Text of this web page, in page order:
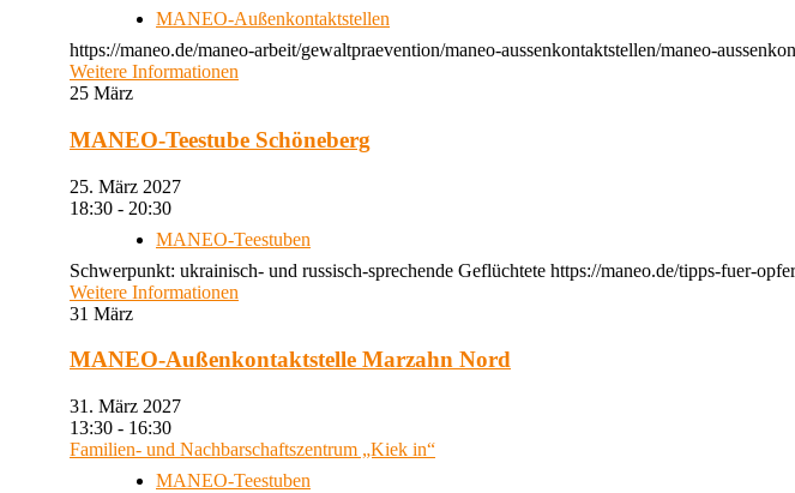
MANEO-Außenkontaktstellen
https://maneo.de/maneo-arbeit/gewaltpraevention/maneo-aussenkontaktstellen/maneo-
Weitere Informationen
25 März
MANEO-Teestube Schöneberg
25. März 2027
18:30 - 20:30
MANEO-Teestuben
Schwerpunkt: ukrainisch- und russisch-sprechende Geflüchtete https://maneo.de/tipps-fuer-
Weitere Informationen
31 März
MANEO-Außenkontaktstelle Marzahn Nord
31. März 2027
13:30 - 16:30
Familien- und Nachbarschaftszentrum „Kiek in“
MANEO-Teestuben